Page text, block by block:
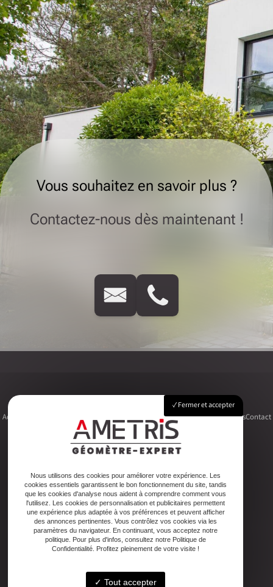
Vous souhaitez en savoir plus ?
Contactez-nous dès maintenant !
Accueil FoncierUrbanismeCopropriété TopographieAutres activitésContact
Adresse
2ter Cour Xavier Moreau, 33720 Podensac
Téléphone
05 56 27 26 08
Email
Fermer et accepter
Nous utilisons des cookies pour améliorer votre expérience. Les
cookies essentiels garantissent le bon fonctionnement du site, tandis
que les cookies d'analyse nous aident à comprendre comment vous
l'utilisez. Les cookies de personnalisation et publicitaires permettent
une expérience plus adaptée à vos préférences et peuvent afficher
des annonces pertinentes. Vous contrôlez vos cookies via les
paramètres du navigateur. En continuant, vous acceptez notre
politique. Pour plus d'infos, consultez notre Politique de
Confidentialité. Profitez pleinement de votre visite !
Tout accepter